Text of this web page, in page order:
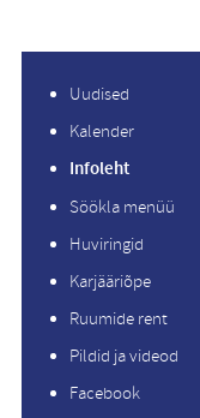
Uudised
Kalender
Infoleht
Söökla menüü
Huviringid
Karjääriõpe
Ruumide rent
Pildid ja videod
Facebook